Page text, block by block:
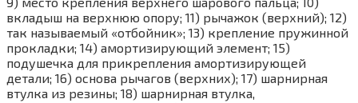
вкладыш на верхнюю опору; 11) рычажок (верхний); 12)
так называемый «отбойник»; 13) крепление пружинной
прокладки; 14) амортизирующий элемент; 15)
подушечка для прикрепления амортизирующей
детали; 16) основа рычагов (верхних); 17) шарнирная
втулка из резины; 18) шарнирная втулка,